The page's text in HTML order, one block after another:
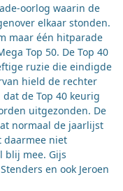
oorlog waarin de
elkaar stonden.
maar één hitparade
Top 50. De Top 40
ruzie die eindigde
hield de rechter
de Top 40 keurig
uitgezonden. De
normaal de jaarlijst
daarmee niet
blij mee. Gijs
en ook Jeroen